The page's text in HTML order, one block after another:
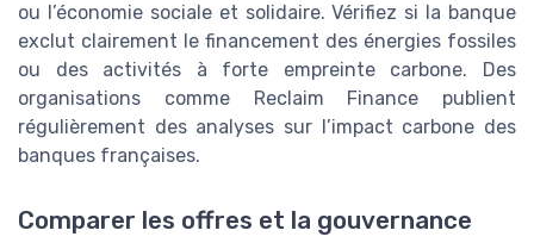
ou l’économie sociale et solidaire. Vérifiez si la banque
exclut clairement le financement des énergies fossiles
ou des activités à forte empreinte carbone. Des
organisations comme Reclaim Finance publient
régulièrement des analyses sur l’impact carbone des
banques françaises.
Comparer les offres et la gouvernance